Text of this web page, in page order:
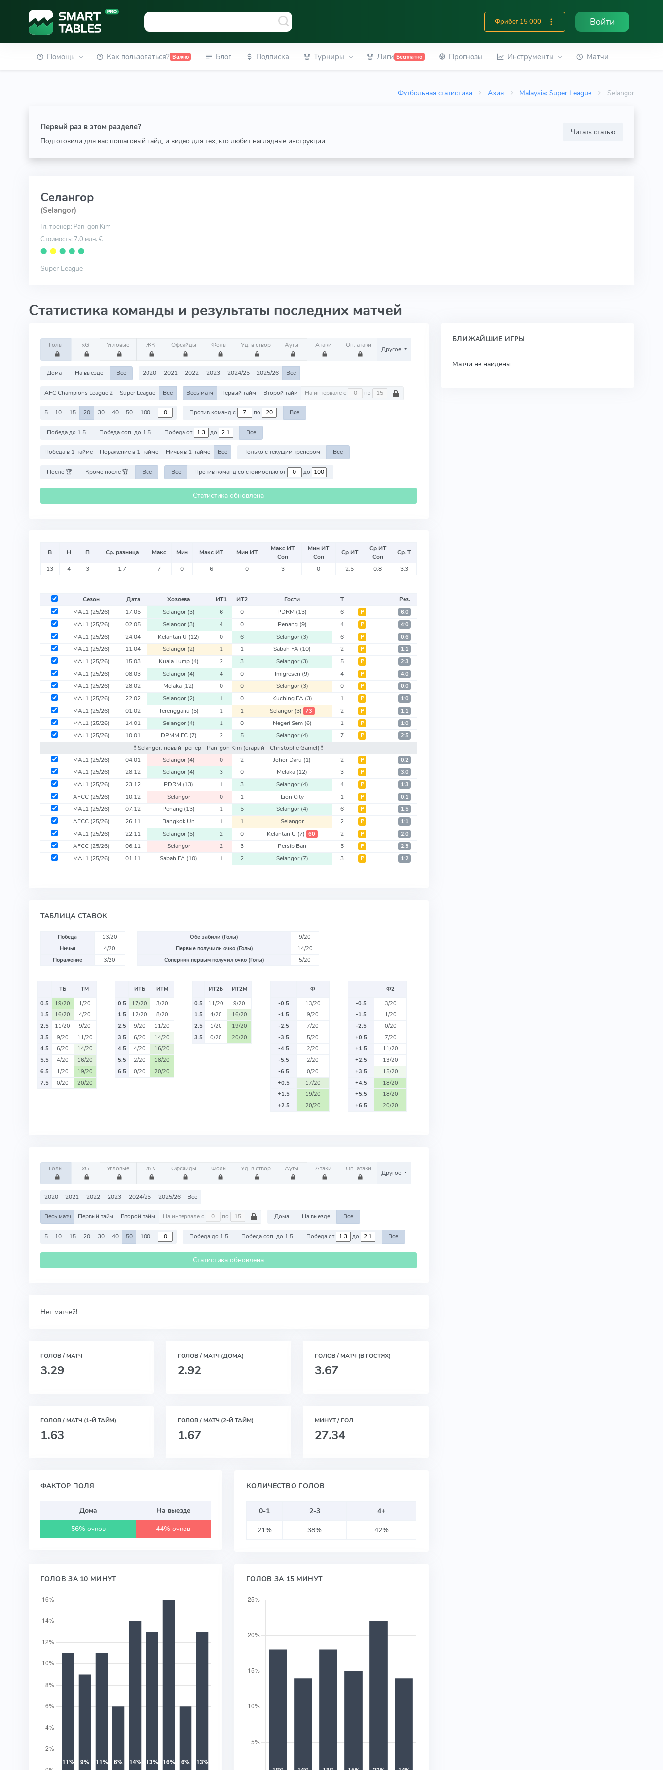
Фрибет 15 000 Войти
Помощь Как пользоваться? Важно Блог Подписка Турниры Лиги Бесплатно Прогнозы Инструменты Матчи
Футбольная статистика Азия Malaysia: Super League Selangor
Первый раз в этом разделе?
Подготовили для вас пошаговый гайд, и видео для тех, кто любит наглядные инструкции
Читать статью
Селангор
(Selangor)
Гл. тренер: Pan-gon Kim
Стоимость: 7.0 млн. €
⬤ ⬤ ⬤ ⬤ ⬤
Super League
Статистика команды и результаты последних матчей
Голы xG Угловые ЖК Офсайды Фолы Уд. в створ Ауты Атаки Оп. атаки
Другое
Дома На выезде Все 2020 2021 2022 2023 2024/25 2025/26 Все
AFC Champions League 2 Super League Все Весь матч Первый тайм Второй тайм На интервале с по
5 10 15 20 30 40 50 100 Против команд с по Все
Победа до 1.5 Победа соп. до 1.5 Победа от до Все
Победа в 1-тайме Поражение в 1-тайме Ничья в 1-тайме Все Только с текущим тренером Все
После 🏆 Кроме после 🏆 Все Все Против команд со стоимостью от до
Статистика обновлена
В Н П Ср. разница Макс Мин Макс ИТ Мин ИТ
Макс ИТ
Соп
Мин ИТ
Соп
Ср ИТ
Ср ИТ
Соп
Ср. Т
13 4 3 1.7 7 0 6 0 3 0 2.5 0.8 3.3
Сезон Дата Хозяева ИТ1 ИТ2 Гости Т
Рез.
MAL1 (25/26) 17.05 Selangor(3) 6 0 PDRM (13) 6 Р 6:0
MAL1 (25/26) 02.05 Selangor(3) 4 0 Penang (9) 4 Р 4:0
MAL1 (25/26) 24.04 Kelantan U (12) 0 6 Selangor(3) 6 Р 0:6
MAL1 (25/26) 11.04 Selangor(2) 1 1 Sabah FA (10) 2 Р 1:1
MAL1 (25/26) 15.03 Kuala Lump (4) 2 3 Selangor(3) 5 Р 2:3
MAL1 (25/26) 08.03 Selangor(4) 4 0 Imigresen (9) 4 Р 4:0
MAL1 (25/26) 28.02 Melaka (12) 0 0 Selangor(3) 0 Р 0:0
MAL1 (25/26) 22.02 Selangor(2) 1 0 Kuching FA (3) 1 Р 1:0
MAL1 (25/26) 01.02 Terengganu (5) 1 1 Selangor(3) 73 2 Р 1:1
MAL1 (25/26) 14.01 Selangor(4) 1 0 Negeri Sem (6) 1 Р 1:0
MAL1 (25/26) 10.01 DPMM FC (7) 2 5 Selangor(4) 7 Р 2:5
❗️ Selangor: новый тренер - Pan-gon Kim (старый - Christophe Gamel) ❗️
MAL1 (25/26) 04.01 Selangor(4) 0 2 Johor Daru (1) 2 Р 0:2
MAL1 (25/26) 28.12 Selangor(4) 3 0 Melaka (12) 3 Р 3:0
MAL1 (25/26) 23.12 PDRM (13) 1 3 Selangor(4) 4 Р 1:3
AFCC (25/26) 10.12 Selangor 0 1 Lion City 1 Р 0:1
MAL1 (25/26) 07.12 Penang (13) 1 5 Selangor(4) 6 Р 1:5
AFCC (25/26) 26.11 Bangkok Un 1 1 Selangor 2 Р 1:1
MAL1 (25/26) 22.11 Selangor(5) 2 0 Kelantan U (7) 60 2 Р 2:0
AFCC (25/26) 06.11 Selangor 2 3 Persib Ban 5 Р 2:3
MAL1 (25/26) 01.11 Sabah FA (10) 1 2 Selangor(7) 3 Р 1:2
ТАБЛИЦА СТАВОК
Победа
13/20
Ничья
4/20
Поражение
3/20
Обе забили (Голы)
9/20
Первые получили очко (Голы)
14/20
Соперник первым получил очко (Голы)
5/20
ТБ
ТМ
0.5
19/20
1/20
1.5
16/20
4/20
2.5
11/20
9/20
3.5
9/20
11/20
4.5
6/20
14/20
5.5
4/20
16/20
6.5
1/20
19/20
7.5
0/20 20/20
ИТБ
ИТМ
0.5
17/20
3/20
1.5
12/20
8/20
2.5
9/20
11/20
3.5
6/20
14/20
4.5
4/20
16/20
5.5
2/20
18/20
6.5
0/20 20/20
ИТ2Б
ИТ2М
0.5
11/20
9/20
1.5
4/20
16/20
2.5
1/20
19/20
3.5
0/20 20/20
Ф
-0.5
13/20
-1.5
9/20
-2.5
7/20
-3.5
5/20
-4.5
2/20
-5.5
2/20
-6.5
0/20
+0.5
17/20
+1.5
19/20
+2.5
20/20
Ф2
-0.5
3/20
-1.5
1/20
-2.5
0/20
+0.5
7/20
+1.5
11/20
+2.5
13/20
+3.5
15/20
+4.5
18/20
+5.5
18/20
+6.5
20/20
Голы xG Угловые ЖК Офсайды Фолы Уд. в створ Ауты Атаки Оп. атаки
Другое
2020 2021 2022 2023 2024/25 2025/26 Все
Весь матч Первый тайм Второй тайм На интервале с по Дома На выезде Все
5 10 15 20 30 40 50 100 Победа до 1.5 Победа соп. до 1.5 Победа от до Все
Статистика обновлена
Нет матчей!
ГОЛОВ / МАТЧ
3.29
ГОЛОВ / МАТЧ (ДОМА)
2.92
ГОЛОВ / МАТЧ (В ГОСТЯХ)
3.67
ГОЛОВ / МАТЧ (1-Й ТАЙМ)
1.63
ГОЛОВ / МАТЧ (2-Й ТАЙМ)
1.67
МИНУТ / ГОЛ
27.34
ФАКТОР ПОЛЯ
Дома
На выезде
56% очков
44% очков
КОЛИЧЕСТВО ГОЛОВ
0-1 2-3
4+
21%
38% 42%
ГОЛОВ ЗА 10 МИНУТ ГОЛОВ ЗА 15 МИНУТ
БЛИЖАЙШИЕ ИГРЫ
Матчи не найдены